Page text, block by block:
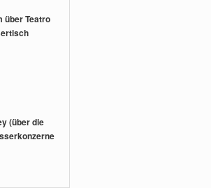
über Teatro
(über die